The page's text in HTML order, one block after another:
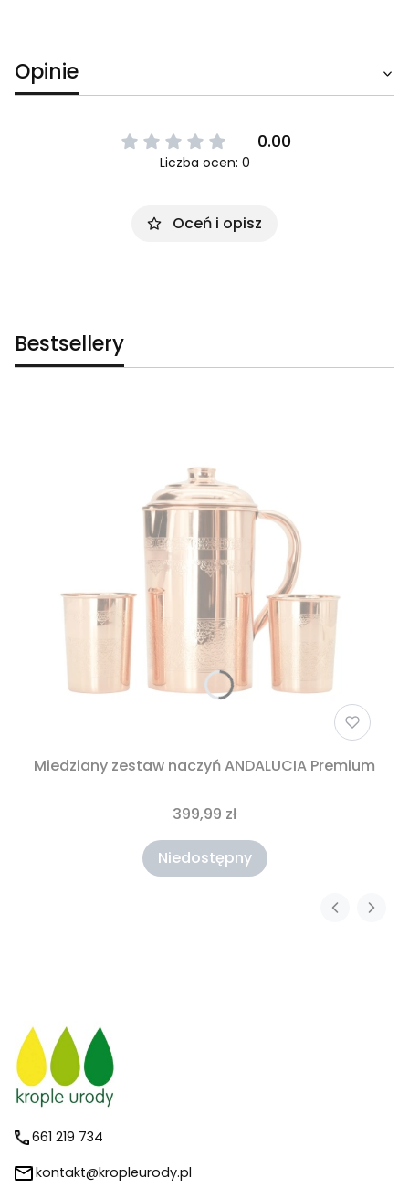
Opinie
0.00
Liczba ocen: 0
Oceń i opisz
Bestsellery
Miedziany zestaw naczyń ANDALUCIA Premium
399,99 zł
Niedostępny
661 219 734
kontakt@kropleurody.pl